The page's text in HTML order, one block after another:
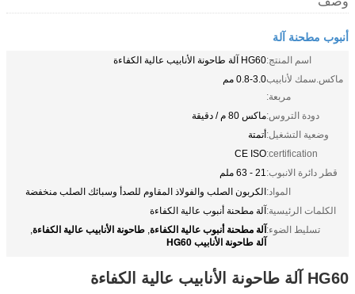
أنبوب مطحنة آلة
اسم المنتج:HG60 آلة طاحونة الأنابيب عالية الكفاءة
ماكس.سمك لأنابيب
مربعة:
0.8-3.0 مم
دودة التروس:ماكس 80 م / دقيقة
وضعية التشغيل:أتمتة
certification:
CE ISO
قطر دائرة الانبوب:21 - 63 ملم
المواد:الكربون الصلب والفولاذ المقاوم للصدأ وسبائك الصلب منخفضة
الكلمات الرئيسية:آلة مطحنة أنبوب عالية الكفاءة
تسليط الضوء:آلة مطحنة أنبوب عالية الكفاءة, طاحونة الأنابيب عالية الكفاءة,
آلة طاحونة الأنابيب HG60
HG60 آلة طاحونة الأنابيب عالية الكفاءة